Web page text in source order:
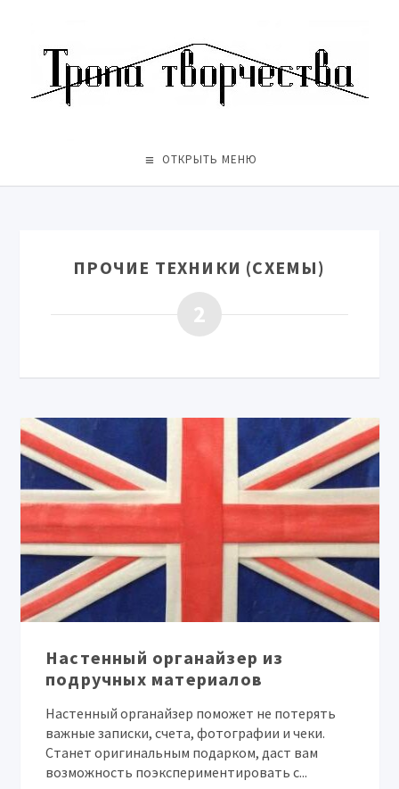
ОТКРЫТЬ МЕНЮ
ПРОЧИЕ ТЕХНИКИ (СХЕМЫ)
2
Настенный органайзер из
подручных материалов
Настенный органайзер поможет не потерять
важные записки, счета, фотографии и чеки.
Станет оригинальным подарком, даст вам
возможность поэкспериментировать с...